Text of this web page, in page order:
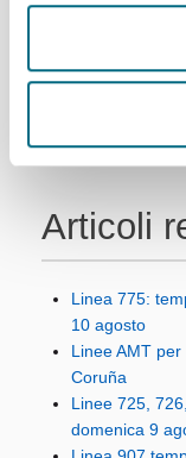
Articoli
Linea 775:
10 agosto
Linee AMT
Coruña
Linee 725,
domenica 9